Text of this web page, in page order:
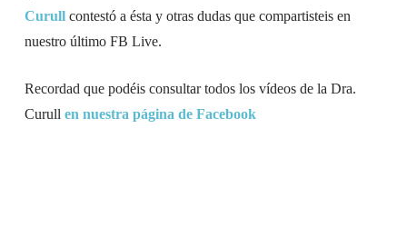
Curullcontestó a ésta y otras dudas que compartisteis en
nuestro último FB Live.
Recordad que podéis consultar todos los vídeos de la Dra.
Curull en nuestra página de Facebook